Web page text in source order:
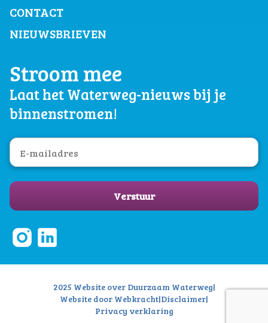
CONTACT
NIEUWSBRIEVEN
Stroom mee
Laat het Waterweg-nieuws bij je
binnenstromen!
Verstuur
2025 Website over Duurzaam Waterweg|
Website door Webkracht|Disclaimer|
Privacy verklaring